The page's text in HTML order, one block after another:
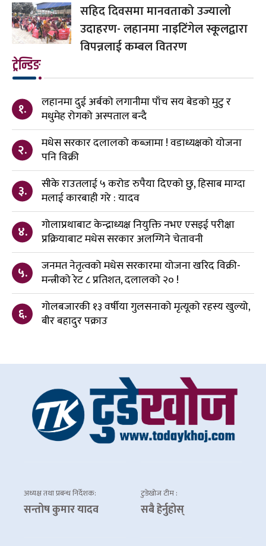
सहिद दिवसमा मानवताको उज्यालो
उदाहरण- लहानमा नाइटिंगेल स्कूलद्वारा
विपन्नलाई कम्बल वितरण
ट्रेन्डिङ
१.
लहानमा दुई अर्बको लगानीमा पाँच सय बेडको मुटु र
मधुमेह रोगको अस्पताल बन्दै
२.
मधेस सरकार दलालको कब्जामा ! वडाध्यक्षको योजना
पनि विक्री
३.
सीके राउतलाई ५ करोड रुपैया दिएको छु, हिसाब माग्दा
मलाई कारबाही गरे : यादव
४.
गोलाप्रथाबाट केन्द्राध्यक्ष नियुक्ति नभए एसइई परीक्षा
प्रक्रियाबाट मधेस सरकार अलग्गिने चेतावनी
५.
जनमत नेतृत्वको मधेस सरकारमा योजना खरिद विक्री-
मन्त्रीको रेट ८ प्रतिशत, दलालको २० !
६.
गोलबजारकी १३ वर्षीया गुलसनाको मृत्यूको रहस्य खुल्यो,
बीर बहादुर पक्राउ
अध्यक्ष तथा प्रबन्ध निर्देशक:
सन्तोष कुमार यादव
टुडेखोज टीम :
सबै हेर्नुहोस्